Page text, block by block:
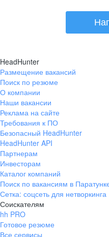
HeadHunter
Размещение вакансий
Поиск по резюме
О компании
Наши вакансии
Реклама на сайте
Требования к ПО
Безопасный HeadHunter
HeadHunter API
Партнерам
Инвесторам
Каталог компаний
Поиск по вакансиям в
Сетка: соцсеть для нетворкинга
Соискателям
hh PRO
Готовое резюме
Все сервисы